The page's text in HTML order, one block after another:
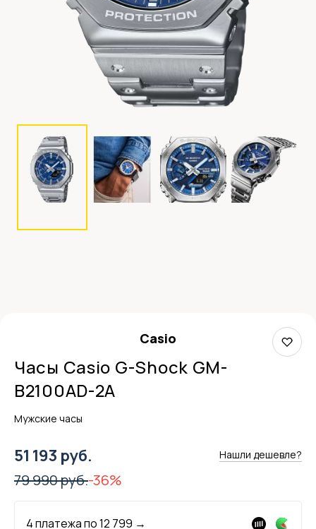
Casio
Часы Casio G-Shock GM-
B2100AD-2A
Мужские часы
51 193 руб. Нашли дешевле?
79 990 руб.-36%
4 платежа по12 799 →